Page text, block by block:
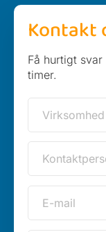
Kontakt
Få hurtigt
timer.